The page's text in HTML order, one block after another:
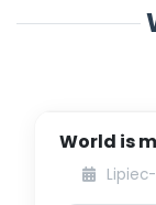
World is